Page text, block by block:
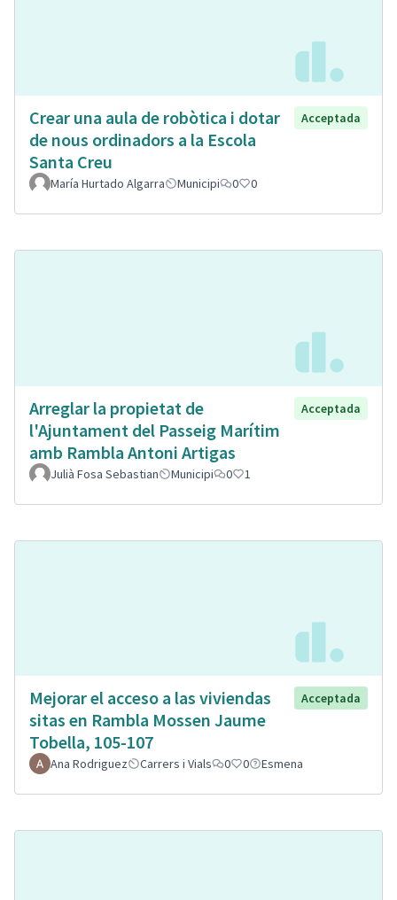
Crear una aula de robòtica i dotar
de nous ordinadors a la Escola
Santa Creu
Acceptada
María Hurtado Algarra Municipi 0 0
Arreglar la propietat de
l'Ajuntament del Passeig Marítim
amb Rambla Antoni Artigas
Acceptada
Julià Fosa Sebastian Municipi 0 1
Mejorar el acceso a las viviendas
sitas en Rambla Mossen Jaume
Tobella, 105-107
Acceptada
Ana Rodriguez Carrers i Vials 0 0 Esmena